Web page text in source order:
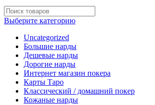
Выберите категорию
Uncategorized
Большие нарды
Дешевые нарды
Дорогие нарды
Интернет магазин покера
Карты Таро
Классический / домашний покер
Кожаные нарды